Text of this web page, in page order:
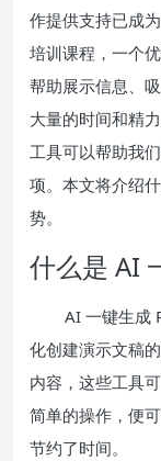
作提供支持已成
培训课程，一个
帮助展示信息、
大量的时间和精
工具可以帮助我
项。本文将介绍
势。
什么是 AI
AI 一键生成
化创建演示文稿
内容，这些工具
简单的操作，便
节约了时间。